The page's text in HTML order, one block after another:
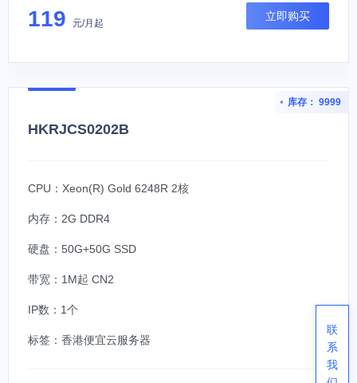
119 元/月起
立即购买
库存： 9999
HKRJCS0202B
CPU：Xeon(R) Gold 6248R 2核
内存：2G DDR4
硬盘：50G+50G SSD
带宽：1M起 CN2
IP数：1个
标签： 香港便宜云服务器
联
系
我